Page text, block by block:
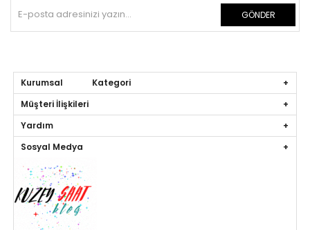
GÖNDER
Kurumsal Kategori
Müşteri İlişkileri
Yardım
Sosyal Medya